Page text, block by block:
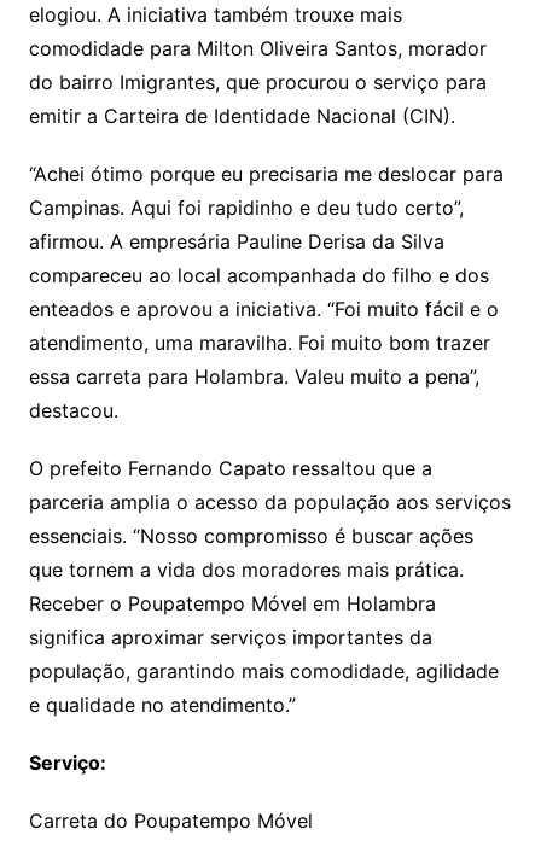
elogiou. A iniciativa também trouxe mais
comodidade para Milton Oliveira Santos, morador
do bairro Imigrantes, que procurou o serviço para
emitir a Carteira de Identidade Nacional (CIN).
“Achei ótimo porque eu precisaria me deslocar para
Campinas. Aqui foi rapidinho e deu tudo certo”,
afirmou. A empresária Pauline Derisa da Silva
compareceu ao local acompanhada do filho e dos
enteados e aprovou a iniciativa. “Foi muito fácil e o
atendimento, uma maravilha. Foi muito bom trazer
essa carreta para Holambra. Valeu muito a pena”,
destacou.
O prefeito Fernando Capato ressaltou que a
parceria amplia o acesso da população aos serviços
essenciais. “Nosso compromisso é buscar ações
que tornem a vida dos moradores mais prática.
Receber o Poupatempo Móvel em Holambra
significa aproximar serviços importantes da
população, garantindo mais comodidade, agilidade
e qualidade no atendimento.”
Serviço:
Carreta do Poupatempo Móvel